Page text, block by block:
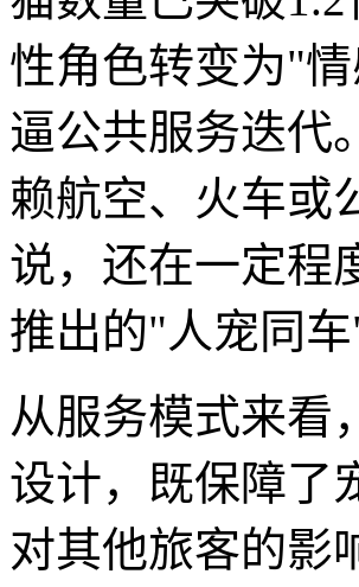
性角色转变为"
逼公共服务迭代
赖航空、火车或
说，还在一定程
推出的"人宠同
从服务模式来看
设计，既保障了
对其他旅客的影